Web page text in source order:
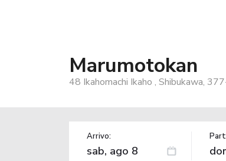
Marumotokan
48 Ikahomachi Ikaho , Shibukawa,
Arrivo: